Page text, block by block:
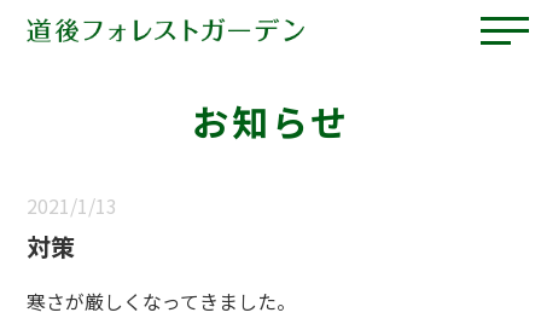
お知らせ
2021/1/13
対策
寒さが厳しくなってきました。